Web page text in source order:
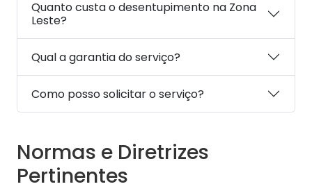
Quanto custa o desentupimento na Zona
Leste?
Qual a garantia do serviço?
Como posso solicitar o serviço?
Normas e Diretrizes
Pertinentes